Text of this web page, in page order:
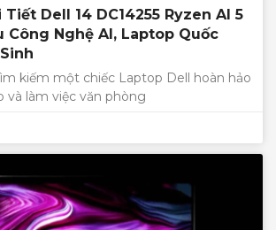
Dell 14 DC14255 Ryzen AI 5
Công Nghệ AI, Laptop Quốc
kiếm một chiếc Laptop Dell hoàn hảo
và làm việc văn phòng